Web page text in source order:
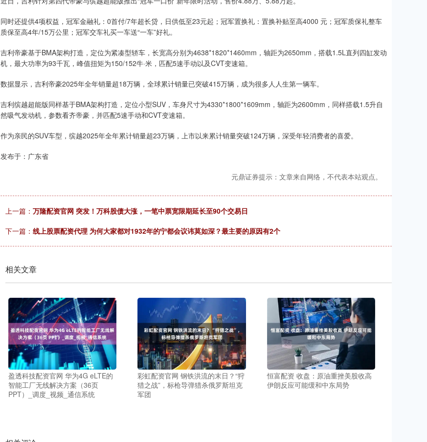
同时还提供4项权益，冠军金融礼：0首付/7年超长贷，日供低至23元起；冠军置换礼：置换补贴至高4000 元；冠军质保礼整车
质保至高4年/15万公里；冠军交车礼买一车送“一车”好礼。
吉利帝豪基于BMA架构打造，定位为紧凑型轿车，长宽高分别为4638*1820*1460mm，轴距为2650mm，搭载1.5L直列四缸发动
机，最大功率为93千瓦，峰值扭矩为150/152牛·米，匹配5速手动以及CVT变速箱。
数据显示，吉利帝豪2025年全年销量超18万辆，全球累计销量已突破415万辆，成为很多人人生第一辆车。
吉利缤越超能版同样基于BMA架构打造，定位小型SUV，车身尺寸为4330*1800*1609mm，轴距为2600mm，同样搭载1.5升自
然吸气发动机，参数看齐帝豪，并匹配5速手动和CVT变速箱。
作为亲民的SUV车型，缤越2025年全年累计销量超23万辆，上市以来累计销量突破124万辆，深受年轻消费者的喜爱。
发布于：广东省
元鼎证券提示：文章来自网络，不代表本站观点。
上一篇： 万隆配资官网 突发！万科股债大涨，一笔中票宽限期延长至90个交易日
下一篇： 线上股票配资代理 为何大家都对1932年的宁都会议讳莫如深？最主要的原因有2个
相关文章
盈透科技配资官网 华为4G eLTE的
智能工厂无线解决方案（36页
PPT）_调度_视频_通信系统
彩虹配资官网 钢铁洪流的末日？“狩
猎之战”，标枪导弹猎杀俄罗斯坦克
军团
恒富配资 收盘：原油重挫美股收高
伊朗反应可能缓和中东局势